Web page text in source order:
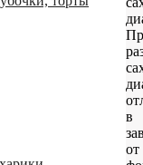
в
от